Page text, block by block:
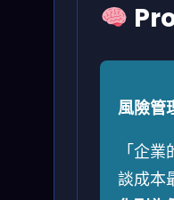
風險管
「企
談成本